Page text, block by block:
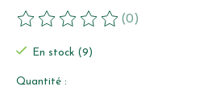
Ce produit est évalué à
(0)
En stock (9)
Quantité :